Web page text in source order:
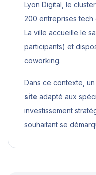
Lyon Digital, le
200 entreprises tech
La ville accueille le
participants) et
coworking.
Dans ce contexte,
site adapté aux
investissement
souhaitant se